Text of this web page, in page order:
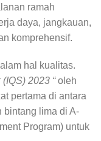
ramah
daya, jangkauan,
komprehensif.
hal kualitas.
2023 “oleh
pertama di antara
bintang lima di A-
Program) untuk